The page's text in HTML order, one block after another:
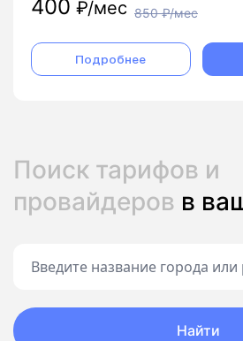
400 ₽/мес 850₽/мес
Подробнее
Поиск тарифов и
провайдеров в
Найти